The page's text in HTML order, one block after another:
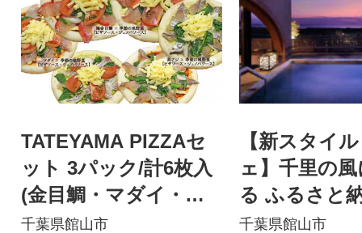
TATEYAMA PIZZAセ
ット 3パック/計6枚入
(金目鯛・マダイ・真
アジ)
千葉県館山市
【新スタイ
ェ】千里の
る ふるさと
ギフト券
千葉県館山市